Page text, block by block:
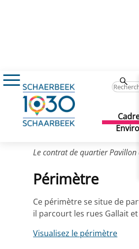
Cadre de vie &
Pavillon
Pavillon
Dernière mise à jour: 01/07/
Le contrat de quartier
Périmètre
Ce périmètre se situe de
il parcourt les rues Gallait et
Visualisez le périmètre